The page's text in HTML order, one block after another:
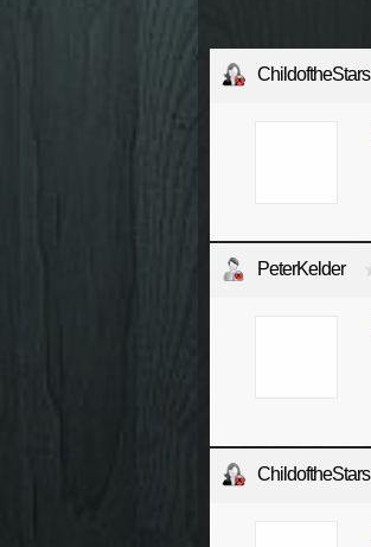
ChildoftheStars
PeterKelder
ChildoftheStars